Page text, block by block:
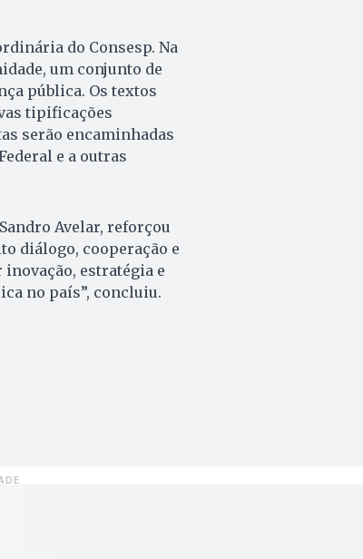
do Consesp. Na
um conjunto de
pública. Os textos
tipificações
serão encaminhadas
e a outras
Avelar, reforçou
diálogo, cooperação e
estratégia e
no país”, concluiu.